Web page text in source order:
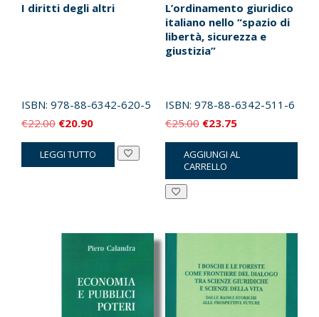
I diritti degli altri
ISBN: 978-88-6342-620-5
€22.00 Il
prezzo
originale
€20.90Il
prezzo
attuale
LEGGI TUTTO
L’ordinamento giuridico
italiano nello “spazio di
libertà, sicurezza e
giustizia”
ISBN: 978-88-6342-511-6
€25.00 Il
prezzo
originale
era:
€23.75Il
prezzo
attuale
è:
AGGIUNGI AL
CARRELLO